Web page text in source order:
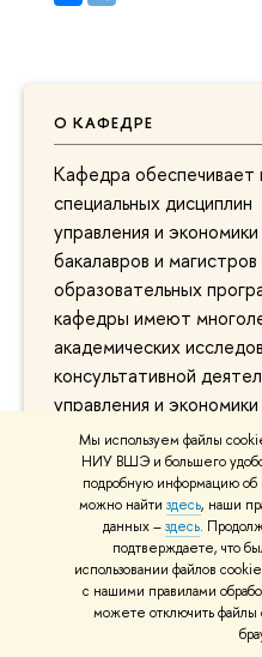
Мы используем файлы
НИУ ВШЭ и большего
подробную информацию об
можно найти здесь, наши
данных –здесь.
подтверждаете, что
использовании файлов
с нашими правилами
можете отключить файлы
О КАФЕДРЕ
Кафедра обеспечивает
специальных
управления и
бакалавров и
образовательных
кафедры имеют
академических
консультативной
управления и
интересах
Министерства
Федерального Фонда
органов управления
работы на
страховом и